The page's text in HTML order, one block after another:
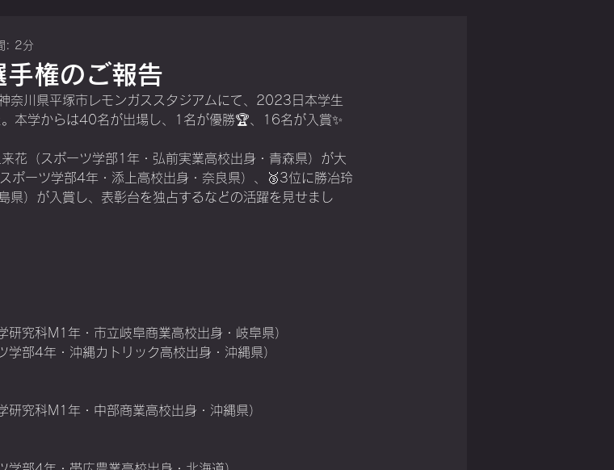
権のご報告
: 2分
川県平塚市レモンガススタジアムにて、2023日本学生
本学からは40名が出場し、1名が優勝🏆、16名が入賞✨
花（スポーツ学部1年・弘前実業高校出身・青森県）が大
ポーツ学部4年・添上高校出身・奈良県）、🥉3位に勝冶玲
県）が入賞し、表彰台を独占するなどの活躍を見せまし
学研究科M1年・市立岐阜商業高校出身・岐阜県）
ツ学部4年・沖縄カトリック高校出身・沖縄県）
学研究科M1年・中部商業高校出身・沖縄県）